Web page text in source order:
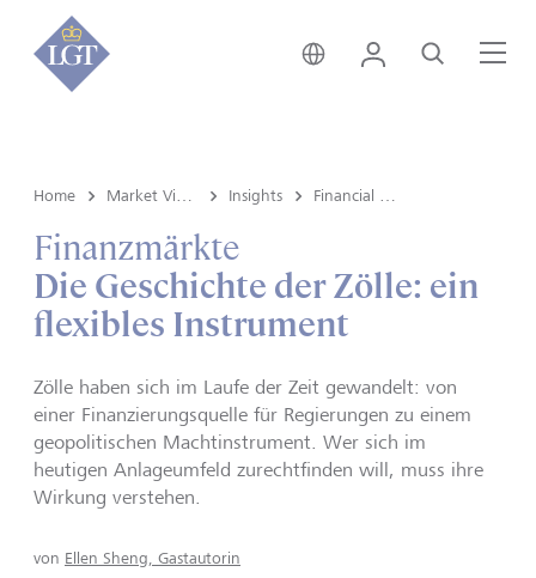
Liechtenstein • Deutsch
Login Suche
Home Insights
Finanzmärkte
Die Geschichte der Zölle: ein
flexibles Instrument
Zölle haben sich im Laufe der Zeit gewandelt: von
einer Finanzierungsquelle für Regierungen zu einem
geopolitischen Machtinstrument. Wer sich im
heutigen Anlageumfeld zurechtfinden will, muss ihre
Wirkung verstehen.
von Ellen Sheng, Gastautorin